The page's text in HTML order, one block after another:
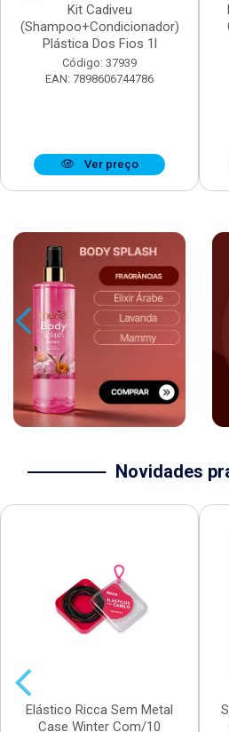
Kit Cadiveu
(Shampoo+Condicionador)
Plástica Dos Fios 1l
Código: 37939
EAN: 7898606744786
Ver preço
Novidades
Elástico Ricca Sem Metal
Case Winter Com/10